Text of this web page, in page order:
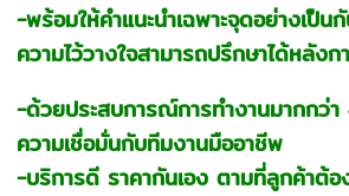
-พร้อมให้คำแนะนำเฉพาะจุดอย่างเป็น
ความไว้วางใจสามารถปรึกษาได้หลัง
-ด้วยประสบการณ์การทำงานมากกว่
ความเชื่อมั่นกับทีมงานมืออาชีพ
-บริการดี ราคากันเอง ตามที่ลูกค้าต้อ